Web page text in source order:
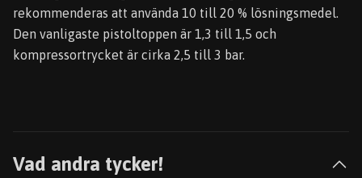
rekommenderas att använda 10 till 20 % lösningsmedel.
Den vanligaste pistoltoppen är 1,3 till 1,5 och
kompressortrycket är cirka 2,5 till 3 bar.
Vad andra tycker!